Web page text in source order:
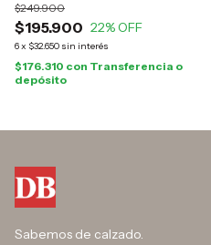
$195.900
$249.900
22% OFF
6x $32.650 sin interés
$176.310 con Transferencia o
depósito
Sabemos de calzado.